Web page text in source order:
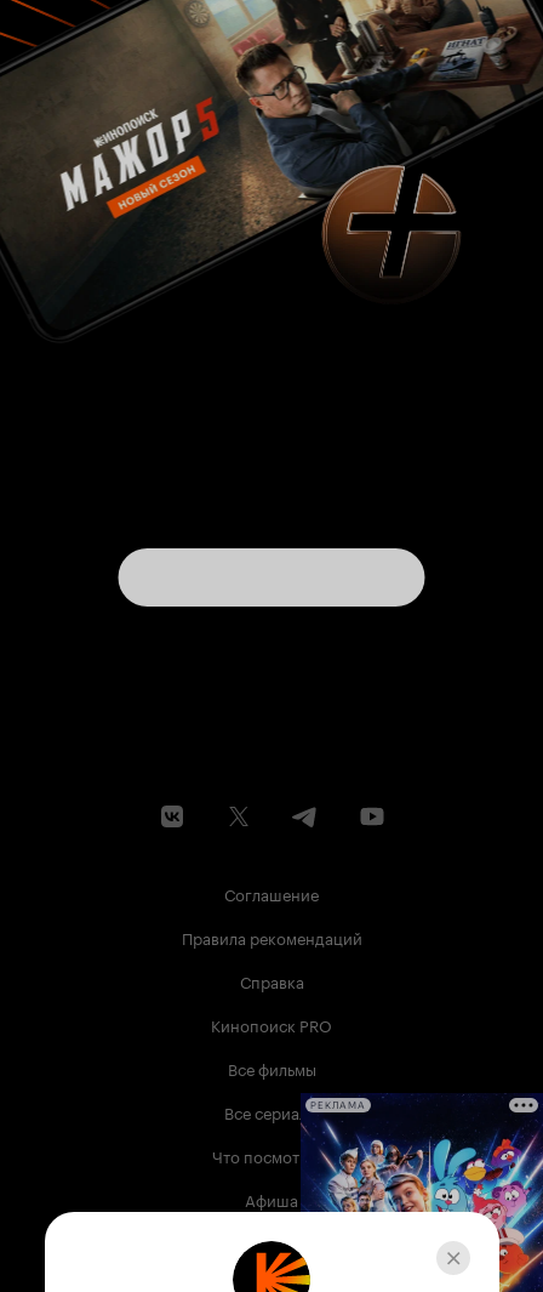
Соглашение
Правила рекомендаций
Справка
Кинопоиск PRO
Все фильмы
Все сериалы
Что посмотреть
Афиша
Музыка
Телепрограмма
РЕКЛАМА